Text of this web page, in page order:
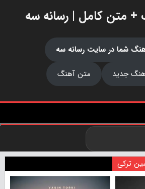
+ متن کامل | رسانه سه
شما در سایت رسانه سه
جدید
متن آهنگ
ترکی